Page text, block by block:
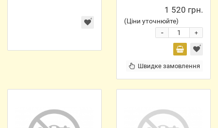
1 520 грн.
(Ціни уточнюйте)
+
-
Швидке замовлення